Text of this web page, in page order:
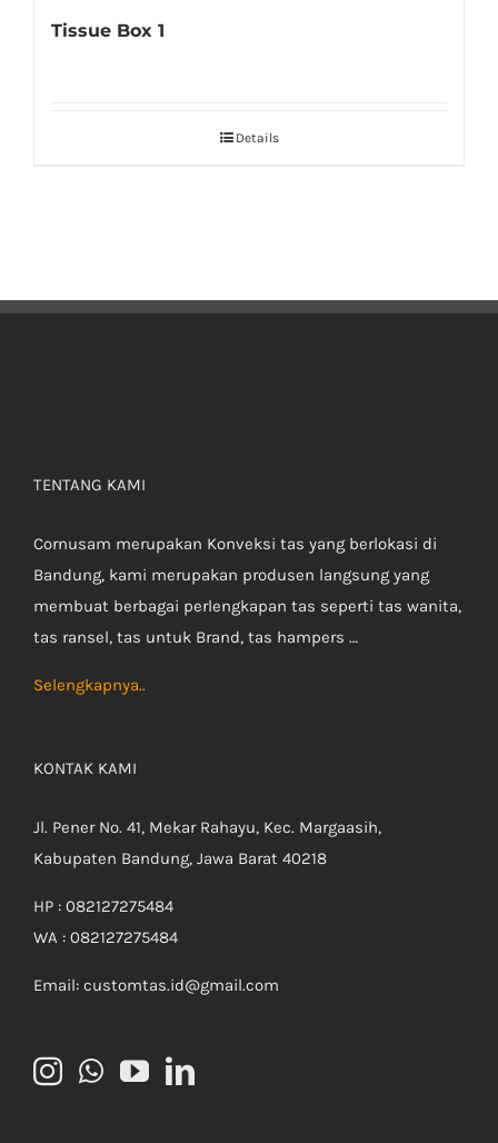
Tissue Box 1
Details
TENTANG KAMI
Cornusam merupakan Konveksi tas yang berlokasi di
Bandung, kami merupakan produsen langsung yang
membuat berbagai perlengkapan tas seperti tas wanita,
tas ransel, tas untuk Brand, tas hampers …
Selengkapnya..
KONTAK KAMI
Jl. Pener No. 41, Mekar Rahayu, Kec. Margaasih,
Kabupaten Bandung, Jawa Barat 40218
HP : 082127275484
WA : 082127275484
Email: customtas.id@gmail.com